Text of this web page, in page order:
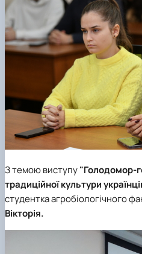
З темою виступу"Голодомор-
традиційної культури
студенткаагробіологічного
Вікторія.